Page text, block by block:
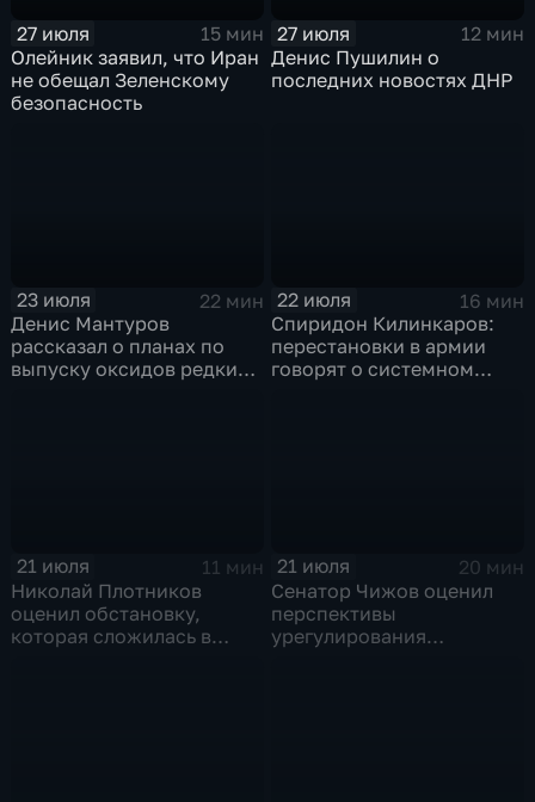
27 июля
15 мин
Олейник заявил, что Иран
не обещал Зеленскому
безопасность
27 июля
12 мин
Денис Пушилин о
последних новостях ДНР
23 июля
22 мин
Денис Мантуров
рассказал о планах по
выпуску оксидов редких
22 июля
16 мин
Спиридон Килинкаров:
перестановки в армии
говорят о системном
21 июля
11 мин
Николай Плотников
оценил обстановку,
которая сложилась в
21 июля
20 мин
Сенатор Чижов оценил
перспективы
урегулирования